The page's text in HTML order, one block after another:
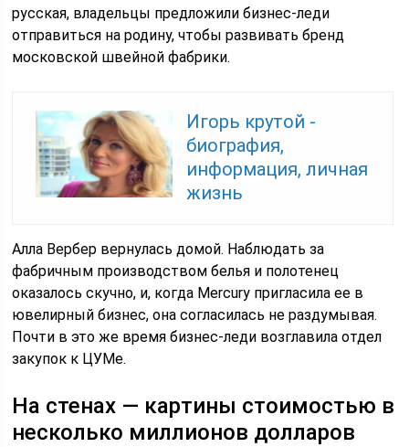
русская, владельцы предложили бизнес-леди
отправиться на родину, чтобы развивать бренд
московской швейной фабрики.
Игорь крутой -
биография,
информация, личная
жизнь
Алла Вербер вернулась домой. Наблюдать за
фабричным производством белья и полотенец
оказалось скучно, и, когда Mercury пригласила ее в
ювелирный бизнес, она согласилась не раздумывая.
Почти в это же время бизнес-леди возглавила отдел
закупок к ЦУМе.
На стенах — картины стоимостью в
несколько миллионов долларов